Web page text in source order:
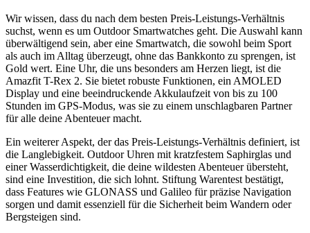
Wir wissen, dass du nach dem besten Preis-Leistungs-Verhältnis
suchst, wenn es um Outdoor Smartwatches geht. Die Auswahl kann
überwältigend sein, aber eine Smartwatch, die sowohl beim Sport
als auch im Alltag überzeugt, ohne das Bankkonto zu sprengen, ist
Gold wert. Eine Uhr, die uns besonders am Herzen liegt, ist die
Amazfit T-Rex 2. Sie bietet robuste Funktionen, ein AMOLED
Display und eine beeindruckende Akkulaufzeit von bis zu 100
Stunden im GPS-Modus, was sie zu einem unschlagbaren Partner
für alle deine Abenteuer macht.
Ein weiterer Aspekt, der das Preis-Leistungs-Verhältnis definiert, ist
die Langlebigkeit. Outdoor Uhren mit kratzfestem Saphirglas und
einer Wasserdichtigkeit, die deine wildesten Abenteuer übersteht,
sind eine Investition, die sich lohnt. Stiftung Warentest bestätigt,
dass Features wie GLONASS und Galileo für präzise Navigation
sorgen und damit essenziell für die Sicherheit beim Wandern oder
Bergsteigen sind.